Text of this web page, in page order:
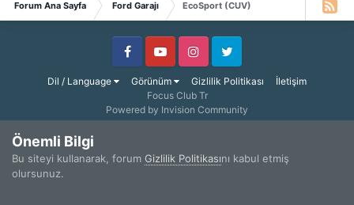
Forum Ana Sayfa Ford Garajı EcoSport (CUV)
Dil / Language Görünüm Gizlilik Politikası İletişim
FacebookYoutube InstagramTwitter
Focus Club Tr
Powered by Invision Community
Önemli Bilgi
Bu siteyi kullanarak, forum Gizlilik Politikasını kabul etmiş
olursunuz.